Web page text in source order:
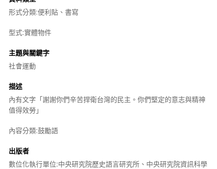
形式分類:便利貼、書寫
型式:實體物件
主題與關鍵字
社會運動
描述
內有文字「謝謝你們辛苦捍衛台灣的民主。你們堅定的意志與精神
值得效勞」
內容分類:鼓勵語
出版者
數位化執行單位:中央研究院歷史語言研究所、中央研究院資訊科學